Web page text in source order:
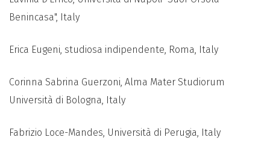
Benincasa", Italy
Erica Eugeni, studiosa indipendente, Roma, Italy
Corinna Sabrina Guerzoni, Alma Mater Studiorum
Università di Bologna, Italy
Fabrizio Loce-Mandes, Università di Perugia, Italy